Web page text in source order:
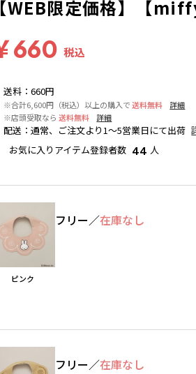
送料 ：660円
※合計6,600円（税込）以上の購入で 送料無料
詳細
※店頭受取なら 送料無料 詳細
配送 ：通常、ご注文より1～5営業日にて出荷
お気に入りアイテム登録者数 44 人
【WEB限定価格】【
660 税込
ピンク
フリー／在庫なし
フリー／在庫なし